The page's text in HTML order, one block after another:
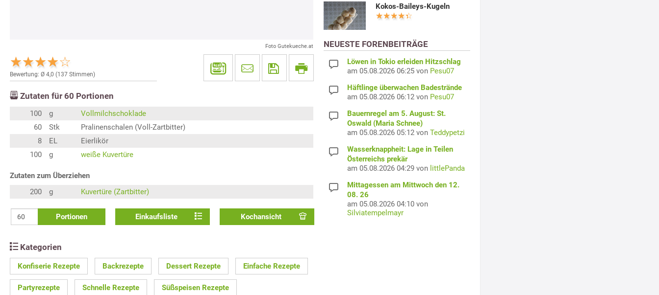
Foto Gutekueche.at
Bewertung: Ø 4,0 (137 Stimmen)
Zutaten für 60 Portionen
100 g
Vollmilchschoklade
60
Stk
Pralinenschalen (Voll-Zartbitter)
8
EL
Eierlikör
100
g weiße Kuvertüre
Zutaten zum Überziehen
200
g Kuvertüre (Zartbitter)
Portionen Einkaufsliste Kochansicht
Kategorien
Konfiserie Rezepte Backrezepte Dessert Rezepte Einfache Rezepte
Partyrezepte Schnelle Rezepte Süßspeisen Rezepte
Kokos-Baileys-Kugeln
NEUESTE FORENBEITRÄGE
Löwen in Tokio erleiden Hitzschlag
am 05.08.2026 06:25 von Pesu07
Häftlinge überwachen Badestrände
am 05.08.2026 06:12 von Pesu07
Bauernregel am 5. August: St.
Oswald (Maria Schnee)
am 05.08.2026 05:12 von Teddypetzi
Wasserknappheit: Lage in Teilen
Österreichs prekär
am 05.08.2026 04:29 von littlePanda
Mittagessen am Mittwoch den 12.
08. 26
am 05.08.2026 04:10 von
Silviatempelmayr